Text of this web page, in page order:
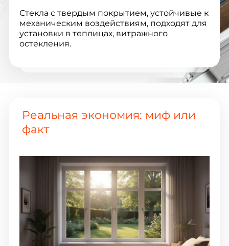
Стекла с твердым покрытием, устойчивые к
механическим воздействиям, подходят для
установки в теплицах, витражного
остекления.
Реальная экономия: миф или
факт